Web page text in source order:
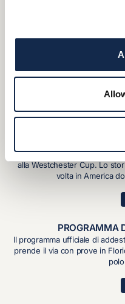
IL 100°
L'International Polo Club di
della United
LA WESTCHESTER
USPA sfida ufficialmente la
alla Westchester Cup. Lo
volta in America
PROGRAMMA
Il programma ufficiale di
prende il via con prove in